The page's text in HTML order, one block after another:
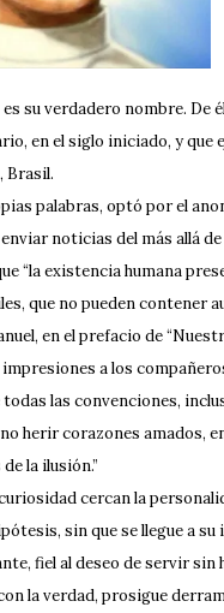
su verdadero nombre. De
en el siglo iniciado, y que
Brasil.
palabras, optó por el
noticias del más allá
“la existencia humana
que no pueden contener
en el prefacio de
a los
las convenciones,
herir corazones amados,
la ilusión.”
cercan la
sin que se llegue a
fiel al deseo de servir sin
la verdad, prosigue